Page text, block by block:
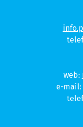
web:
e-mail: